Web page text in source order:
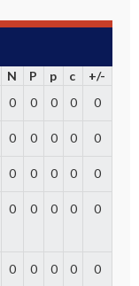
N P p c
+/-
0 0 0 0 0
0 0 0 0 0
0 0 0 0 0
0 0 0 0 0
0 0 0 0 0